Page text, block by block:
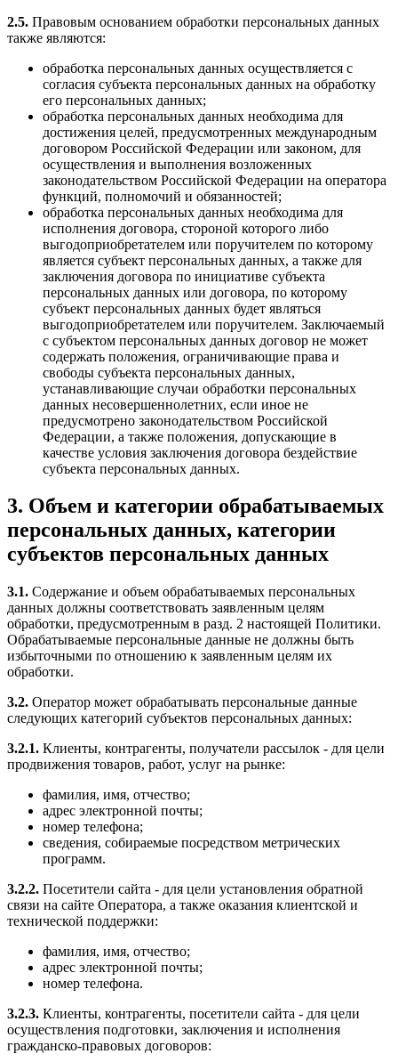
2.5. Правовым основанием обработки персональных данных
также являются:
обработка персональных данных осуществляется с
согласия субъекта персональных данных на обработку
его персональных данных;
обработка персональных данных необходима для
достижения целей, предусмотренных международным
договором Российской Федерации или законом, для
осуществления и выполнения возложенных
законодательством Российской Федерации на оператора
функций, полномочий и обязанностей;
обработка персональных данных необходима для
исполнения договора, стороной которого либо
выгодоприобретателем или поручителем по которому
является субъект персональных данных, а также для
заключения договора по инициативе субъекта
персональных данных или договора, по которому
субъект персональных данных будет являться
выгодоприобретателем или поручителем. Заключаемый
с субъектом персональных данных договор не может
содержать положения, ограничивающие права и
свободы субъекта персональных данных,
устанавливающие случаи обработки персональных
данных несовершеннолетних, если иное не
предусмотрено законодательством Российской
Федерации, а также положения, допускающие в
качестве условия заключения договора бездействие
субъекта персональных данных.
3. Объем и категории обрабатываемых
персональных данных, категории
субъектов персональных данных
3.1. Содержание и объем обрабатываемых персональных
данных должны соответствовать заявленным целям
обработки, предусмотренным в разд. 2 настоящей Политики.
Обрабатываемые персональные данные не должны быть
избыточными по отношению к заявленным целям их
обработки.
3.2. Оператор может обрабатывать персональные данные
следующих категорий субъектов персональных данных:
3.2.1. Клиенты, контрагенты, получатели рассылок - для цели
продвижения товаров, работ, услуг на рынке:
фамилия, имя, отчество;
адрес электронной почты;
номер телефона;
сведения, собираемые посредством метрических
программ.
3.2.2. Посетители сайта - для цели установления обратной
связи на сайте Оператора, а также оказания клиентской и
технической поддержки:
фамилия, имя, отчество;
адрес электронной почты;
номер телефона.
3.2.3. Клиенты, контрагенты, посетители сайта - для цели
осуществления подготовки, заключения и исполнения
гражданско-правовых договоров: